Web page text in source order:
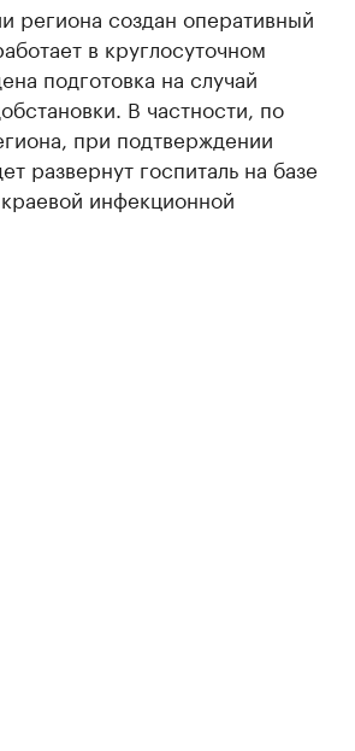
региона создан оперативный
в круглосуточном
подготовка на случай
В частности, по
при подтверждении
развернут госпиталь на базе
инфекционной